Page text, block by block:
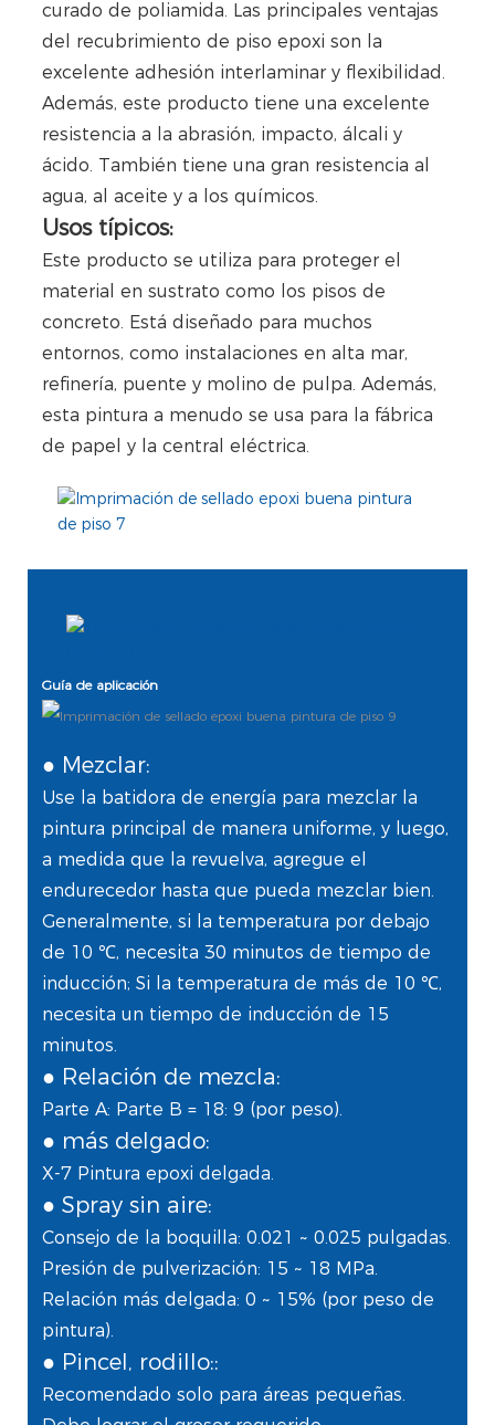
curado de poliamida. Las principales ventajas
del recubrimiento de piso epoxi son la
excelente adhesión interlaminar y flexibilidad.
Además, este producto tiene una excelente
resistencia a la abrasión, impacto, álcali y
ácido. También tiene una gran resistencia al
agua, al aceite y a los químicos.
Usos típicos:
Este producto se utiliza para proteger el
material en sustrato como los pisos de
concreto. Está diseñado para muchos
entornos, como instalaciones en alta mar,
refinería, puente y molino de pulpa. Además,
esta pintura a menudo se usa para la fábrica
de papel y la central eléctrica.
Guía de aplicación
● Mezclar:
Use la batidora de energía para mezclar la
pintura principal de manera uniforme, y luego,
a medida que la revuelva, agregue el
endurecedor hasta que pueda mezclar bien.
Generalmente, si la temperatura por debajo
de 10 ℃, necesita 30 minutos de tiempo de
inducción; Si la temperatura de más de 10 ℃,
necesita un tiempo de inducción de 15
minutos.
● Relación de mezcla:
Parte A: Parte B = 18: 9 (por peso).
● más delgado:
X-7 Pintura epoxi delgada.
● Spray sin aire:
Consejo de la boquilla: 0.021 ~ 0.025 pulgadas.
Presión de pulverización: 15 ~ 18 MPa.
Relación más delgada: 0 ~ 15% (por peso de
pintura).
● Pincel, rodillo::
Recomendado solo para áreas pequeñas.